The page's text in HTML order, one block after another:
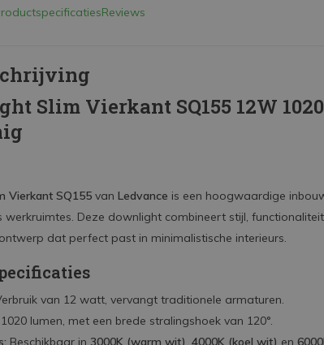
Reviews
Slim Vierkant SQ155 12W
Vierkant SQ155 van Ledvance is een hoogwaardige
Deze downlight combineert stijl,
dat perfect past in minimalistische interieurs.
van 12 watt, vervangt traditionele armaturen.
1020 lumen, met een brede stralingshoek van 120°.
Beschikbaar in 3000K (warm wit), 4000K (koel wit) en